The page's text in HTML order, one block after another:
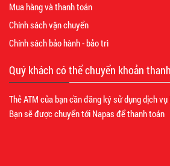
Mua hàng và thanh toán
Chính sách vận chuyển
Chính sách bảo hành - bảo trì
Quý khách có thể chuyển khoản
Thẻ ATM của bạn cần đăng ký sử dụng dịch
Bạn sẽ được chuyển tới Napas để thanh toán